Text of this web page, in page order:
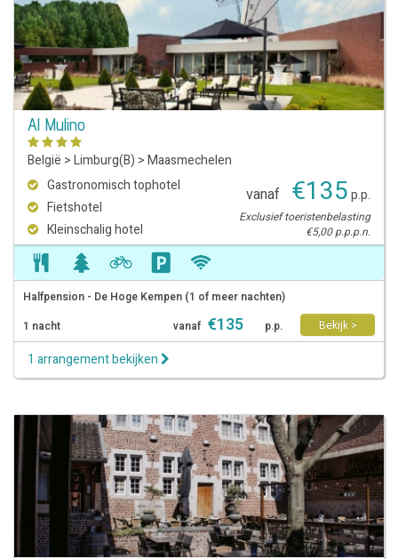
Al Mulino
België >Limburg(B) >Maasmechelen
Gastronomisch tophotel
Fietshotel
Kleinschalig hotel
vanaf €135p.p.
Exclusief toeristenbelasting
€5,00 p.p.p.n.
Halfpension - De Hoge Kempen (1 of meer nachten)
1 nacht
vanaf €135 p.p. Bekijk >
1 arrangement bekijken